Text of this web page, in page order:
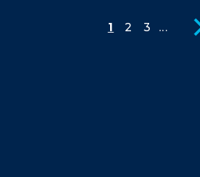
1 2 3 ...